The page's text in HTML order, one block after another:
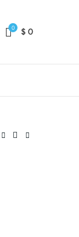
0 $ 0